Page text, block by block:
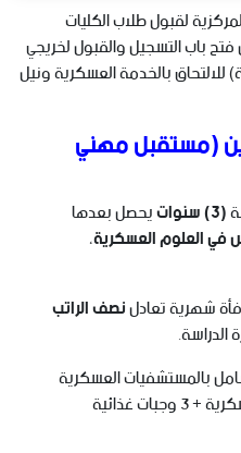
لقبول طلاب الكليات
باب التسجيل والقبول لخريجي
بالخدمة العسكرية ونيل
(مستقبل مهني
(3) سنوات يحصل بعدها
في العلوم العسكرية،
شهرية تعادلنصف الراتب
بالمستشفيات العسكرية
+ توفير السكن والملابس العسكرية + 3 وجبات غذائية